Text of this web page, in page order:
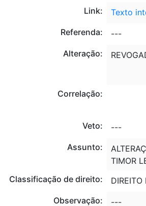
Link:
Texto
Referenda:
---
Alteração:
Correlação:
Veto:
---
Assunto:
TIMOR
Classificação de direito:
Observação:
---